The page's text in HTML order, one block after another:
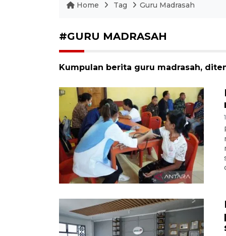
Home Tag Guru Madrasah
#GURU MADRASAH
Kumpulan berita guru madrasah,